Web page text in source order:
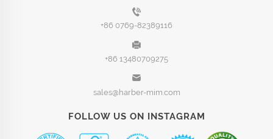
+86 0769-82389116
+86 13480709275
sales@harber-mim.com
FOLLOW US ON INSTAGRAM